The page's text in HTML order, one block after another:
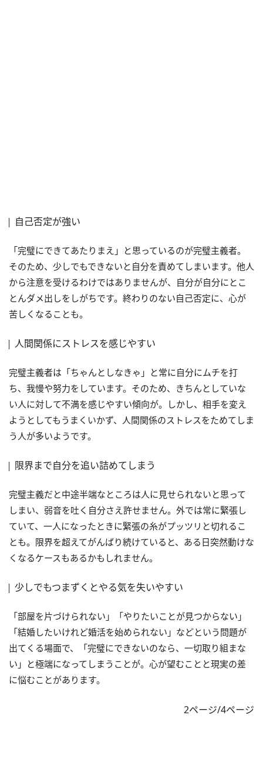
自己否定が強い
「完璧にできてあたりまえ」と思っているのが完璧主義者。
そのため、少しでもできないと自分を責めてしまいます。他人
から注意を受けるわけではありませんが、自分が自分にとこ
とんダメ出しをしがちです。終わりのない自己否定に、心が
苦しくなることも。
人間関係にストレスを感じやすい
完璧主義者は「ちゃんとしなきゃ」と常に自分にムチを打
ち、我慢や努力をしています。そのため、きちんとしていな
い人に対して不満を感じやすい傾向が。しかし、相手を変え
ようとしてもうまくいかず、人間関係のストレスをためてしま
う人が多いようです。
限界まで自分を追い詰めてしまう
完璧主義だと中途半端なところは人に見せられないと思って
しまい、弱音を吐く自分さえ許せません。外では常に緊張し
ていて、一人になったときに緊張の糸がプッツリと切れるこ
とも。限界を超えてがんばり続けていると、ある日突然動けな
くなるケースもあるかもしれません。
少しでもつまずくとやる気を失いやすい
「部屋を片づけられない」「やりたいことが見つからない」
「結婚したいけれど婚活を始められない」などという問題が
出てくる場面で、「完璧にできないのなら、一切取り組まな
い」と極端になってしまうことが。心が望むことと現実の差
に悩むことがあります。
2ページ/4ページ